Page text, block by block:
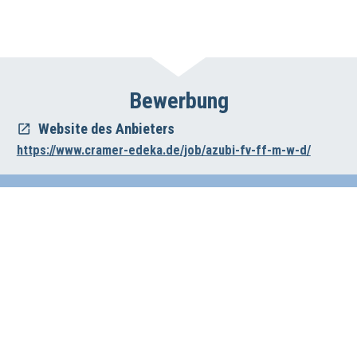
Bewerbung
Website des Anbieters
https://www.cramer-edeka.de/job/azubi-fv-ff-m-w-d/